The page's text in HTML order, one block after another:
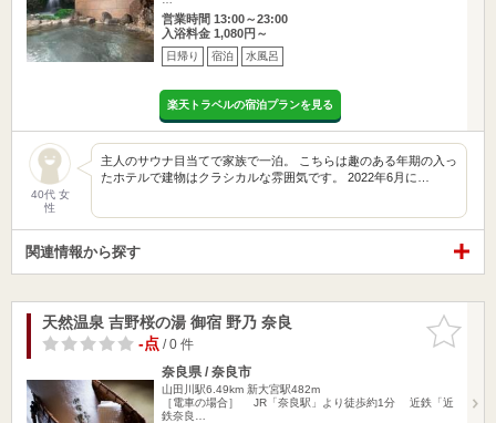
営業時間 13:00～23:00
入浴料金 1,080円～
日帰り 宿泊 水風呂
楽天トラベルの宿泊プランを見る
40代 女
性
主人のサウナ目当てで家族で一泊。 こちらは趣のある年期の入っ
たホテルで建物はクラシカルな雰囲気です。 2022年6月に…
関連情報から探す
お気に入
りに追加
天然温泉 吉野桜の湯 御宿 野乃 奈良
-点/ 0 件
奈良県 / 奈良市
山田川駅6.49km 新大宮駅482m
［電車の場合］ JR「奈良駅」より徒歩約1分 近鉄「近
鉄奈良…